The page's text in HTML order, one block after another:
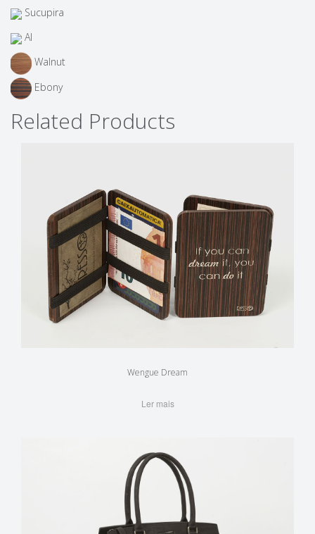
Sucupira
AI
Walnut
Ebony
Related Products
Wengue Dream
Ler mais